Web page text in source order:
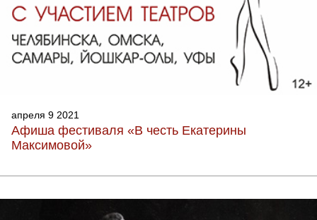
апреля 9 2021
Афиша фестиваля «В честь Екатерины
Максимовой»